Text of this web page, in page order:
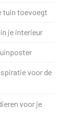
tuin toevoegt
je interieur
voor de
voor je